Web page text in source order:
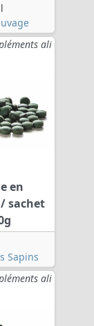
ali
en
sachet
Sapins
ali